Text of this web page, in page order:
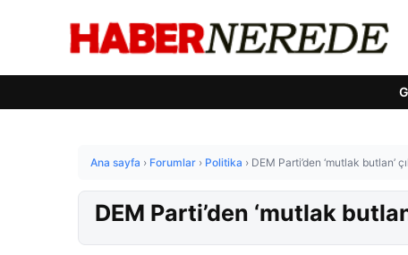
Ana sayfa › Forumlar › Politika › DEM Parti’den ‘mutlak butlan’
DEM Parti’den ‘mutlak